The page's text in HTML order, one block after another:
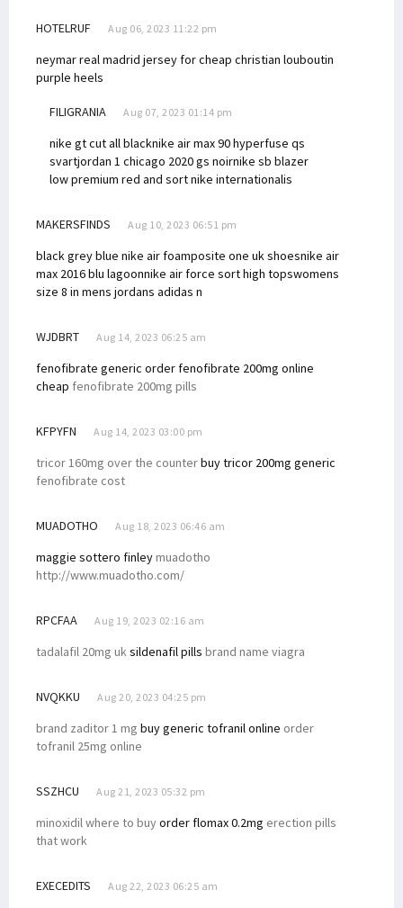
HOTELRUF Aug 06, 2023 11:22 pm
neymar real madrid jersey for cheap christian louboutin
purple heels
FILIGRANIA Aug 07, 2023 01:14 pm
nike gt cut all blacknike air max 90 hyperfuse qs
svartjordan 1 chicago 2020 gs noirnike sb blazer
low premium red and sortnike internationalis
MAKERSFINDS Aug 10, 2023 06:51 pm
black grey blue nike air foamposite one uk shoesnike air
max 2016 blu lagoonnike air force sort high topswomens
size 8 in mens jordans adidas n
WJDBRT Aug 14, 2023 06:25 am
fenofibrate generic order fenofibrate 200mg online
cheap fenofibrate 200mg pills
KFPYFN Aug 14, 2023 03:00 pm
tricor 160mg over the counterbuy tricor 200mg generic
fenofibrate cost
MUADOTHO Aug 18, 2023 06:46 am
maggie sottero finleymuadotho
http://www.muadotho.com/
RPCFAA Aug 19, 2023 02:16 am
tadalafil 20mg uksildenafil pills brand name viagra
NVQKKU Aug 20, 2023 04:25 pm
brand zaditor 1 mg buy generic tofranil online order
tofranil 25mg online
SSZHCU Aug 21, 2023 05:32 pm
minoxidil where to buyorder flomax 0.2mg erection pills
that work
EXECEDITS Aug 22, 2023 06:25 am